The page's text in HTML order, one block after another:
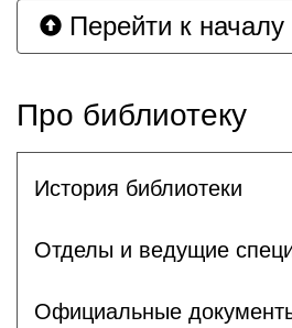
Перейти к
Про библиотеку
История библиотеки
Отделы и ведущие
Официальные